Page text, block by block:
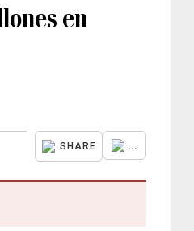
en
SHARE ...